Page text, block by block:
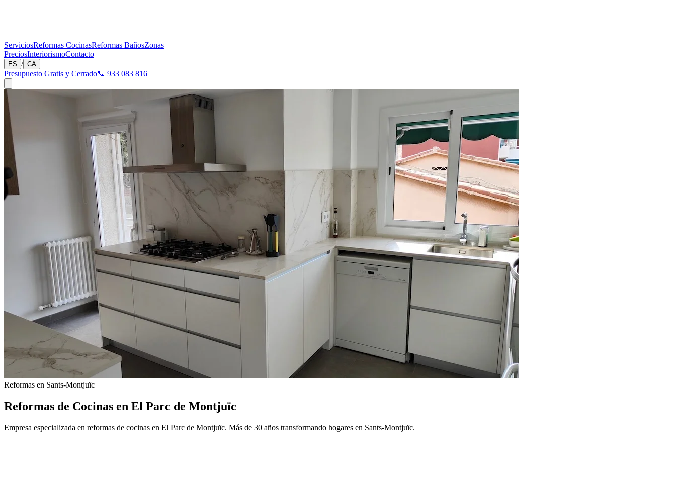
ServiciosReformas CocinasReformas BañosZonas
PreciosInteriorismoContacto
ES / CA
Presupuesto Gratis y Cerrado📞 933 083 816
Reformas en Sants-Montjuïc
Reformas de Cocinas en El Parc de Montjuïc
Empresa especializada en reformas de cocinas en El Parc de Montjuïc. Más de 30 años transformando hogares en Sants-Montjuïc.